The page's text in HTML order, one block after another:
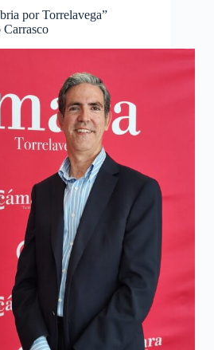
por Torrelavega”
Carrasco